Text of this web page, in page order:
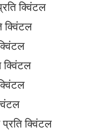
क्विंटल
क्विंटल
क्विंटल
क्विंटल